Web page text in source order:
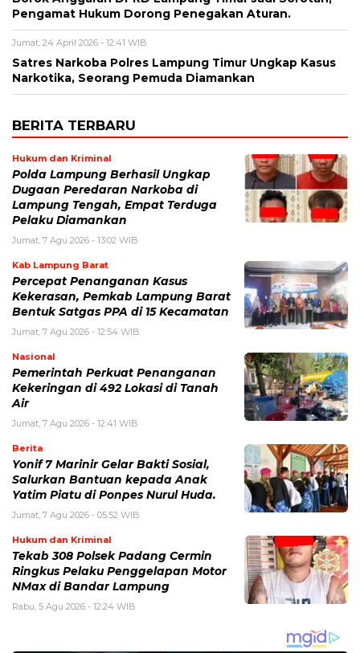
Pengamat Hukum Dorong Penegakan Aturan.
Jumat, 24 April 2026 - 12:41 WIB
Satres Narkoba Polres Lampung Timur Ungkap Kasus
Narkotika, Seorang Pemuda Diamankan
BERITA TERBARU
Hukum dan Kriminal
Polda Lampung Berhasil Ungkap
Dugaan Peredaran Narkoba di
Lampung Tengah, Empat Terduga
Pelaku Diamankan
Jumat, 7 Agu 2026 - 13:02 WIB
Kab Lampung Barat
Percepat Penanganan Kasus
Kekerasan, Pemkab Lampung Barat
Bentuk Satgas PPA di 15 Kecamatan
Jumat, 7 Agu 2026 - 12:54 WIB
Nasional
Pemerintah Perkuat Penanganan
Kekeringan di 492 Lokasi di Tanah
Air
Jumat, 7 Agu 2026 - 12:41 WIB
Berita
Yonif 7 Marinir Gelar Bakti Sosial,
Salurkan Bantuan kepada Anak
Yatim Piatu di Ponpes Nurul Huda.
Jumat, 7 Agu 2026 - 05:52 WIB
Hukum dan Kriminal
Tekab 308 Polsek Padang Cermin
Ringkus Pelaku Penggelapan Motor
NMax di Bandar Lampung
Rabu, 5 Agu 2026 - 12:24 WIB